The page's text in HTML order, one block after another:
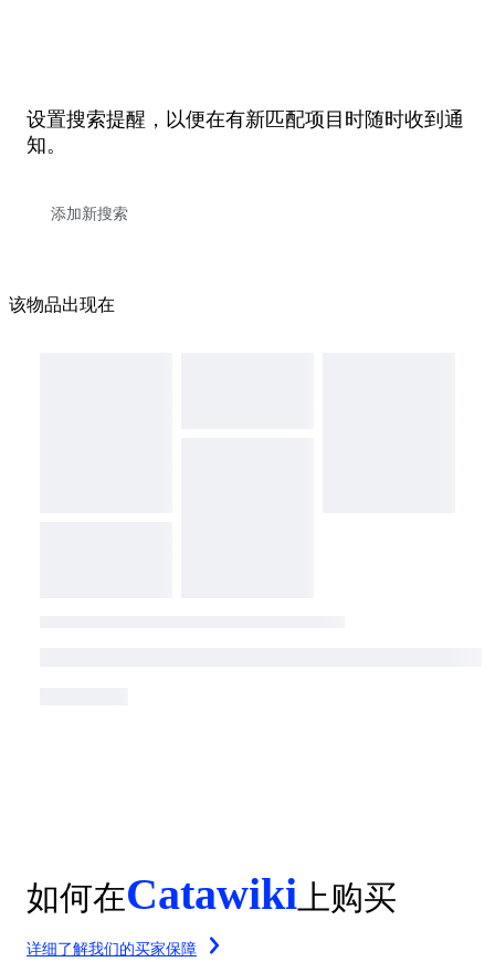
设置搜索提醒，以便在有新匹配项目时随时收到通
知。
该物品出现在
如何在Catawiki 上购买
详细了解我们的买家保障